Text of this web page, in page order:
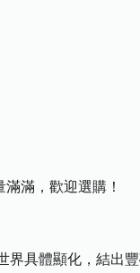
滿，歡迎選購！
具體顯化，結出豐